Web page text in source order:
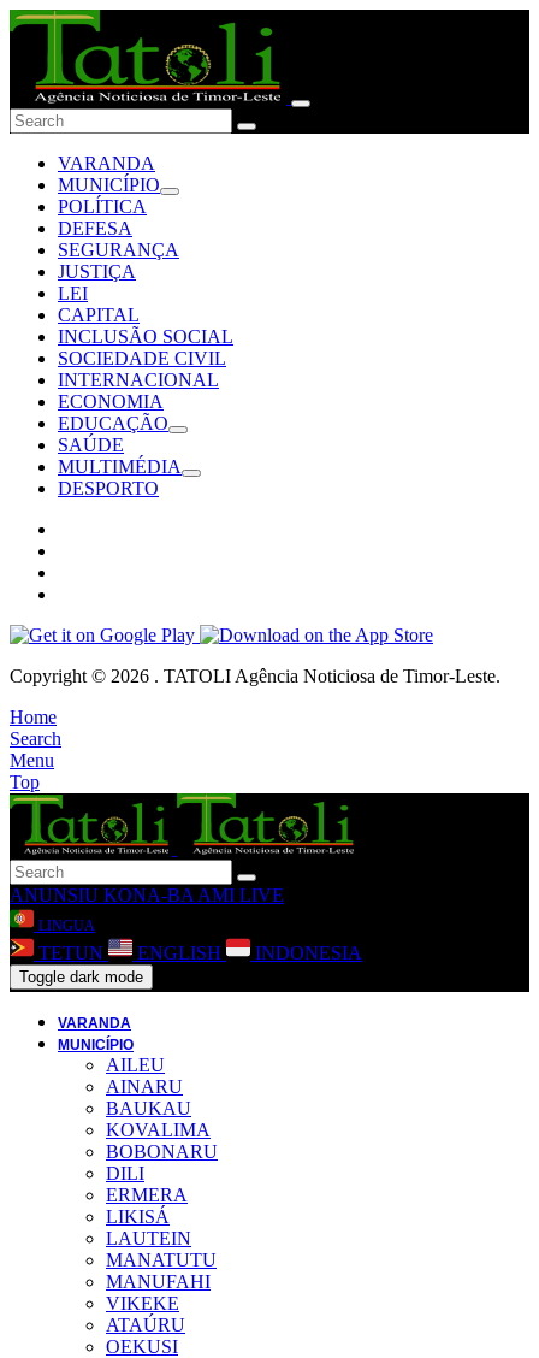
VARANDA
MUNICÍPIO
POLÍTICA
DEFESA
SEGURANÇA
JUSTIÇA
LEI
CAPITAL
INCLUSÃO SOCIAL
SOCIEDADE CIVIL
INTERNACIONAL
ECONOMIA
EDUCAÇÃO
SAÚDE
MULTIMÉDIA
DESPORTO
Copyright © 2026 . TATOLI Agência Noticiosa de Timor-Leste.
Home
Search
Menu
Top
ANUNSIU KONA-BA AMI LIVE
LINGUA
TETUN ENGLISH INDONESIA
Toggle dark mode
VARANDA
MUNICÍPIO
AILEU
AINARU
BAUKAU
KOVALIMA
BOBONARU
DILI
ERMERA
LIKISÁ
LAUTEIN
MANATUTU
MANUFAHI
VIKEKE
ATAÚRU
OEKUSI